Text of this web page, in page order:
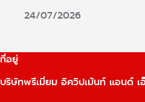
24/07/2026
ที่อยู่
บริษัทพรีเมี่ยม อิควิปเม้นท์ แอนด์ เ